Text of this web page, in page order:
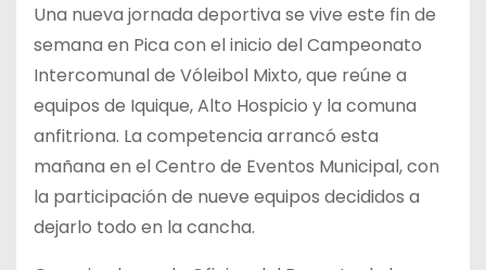
Una nueva jornada deportiva se vive este fin de
semana en Pica con el inicio del Campeonato
Intercomunal de Vóleibol Mixto, que reúne a
equipos de Iquique, Alto Hospicio y la comuna
anfitriona. La competencia arrancó esta
mañana en el Centro de Eventos Municipal, con
la participación de nueve equipos decididos a
dejarlo todo en la cancha.